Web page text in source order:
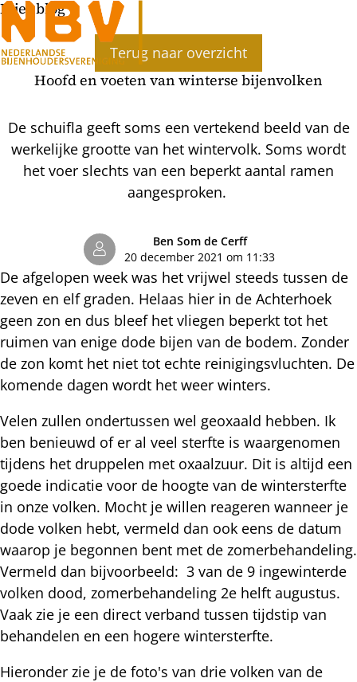
Bijenblog
Terug naar overzicht
Hoofd en voeten van winterse bijenvolken
De schuifla geeft soms een vertekend beeld van de
werkelijke grootte van het wintervolk. Soms wordt
het voer slechts van een beperkt aantal ramen
aangesproken.
Ben Som de Cerff
20 december 2021 om 11:33
De afgelopen week was het vrijwel steeds tussen de
zeven en elf graden. Helaas hier in de Achterhoek
geen zon en dus bleef het vliegen beperkt tot het
ruimen van enige dode bijen van de bodem. Zonder
de zon komt het niet tot echte reinigingsvluchten. De
komende dagen wordt het weer winters.
Velen zullen ondertussen wel geoxaald hebben. Ik
ben benieuwd of er al veel sterfte is waargenomen
tijdens het druppelen met oxaalzuur. Dit is altijd een
goede indicatie voor de hoogte van de wintersterfte
in onze volken. Mocht je willen reageren wanneer je
dode volken hebt, vermeld dan ook eens de datum
waarop je begonnen bent met de zomerbehandeling.
Vermeld dan bijvoorbeeld: 3 van de 9 ingewinterde
volken dood, zomerbehandeling 2e helft augustus.
Vaak zie je een direct verband tussen tijdstip van
behandelen en een hogere wintersterfte.
Hieronder zie je de foto's van drie volken van de